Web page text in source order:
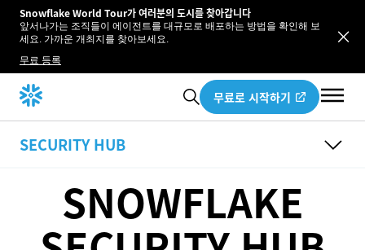
Snowflake World Tour가 여러분의 도시를 찾아갑니다
앞서나가는 조직들이 에이전트를 대규모로 배포하는 방법을 확인해 보
세요. 가까운 개최지를 찾아보세요.
무료 등록
무료로 시작하기
SECURITY HUB
규정 준수 센터
TRUST CENTER
SNOWFLAKE